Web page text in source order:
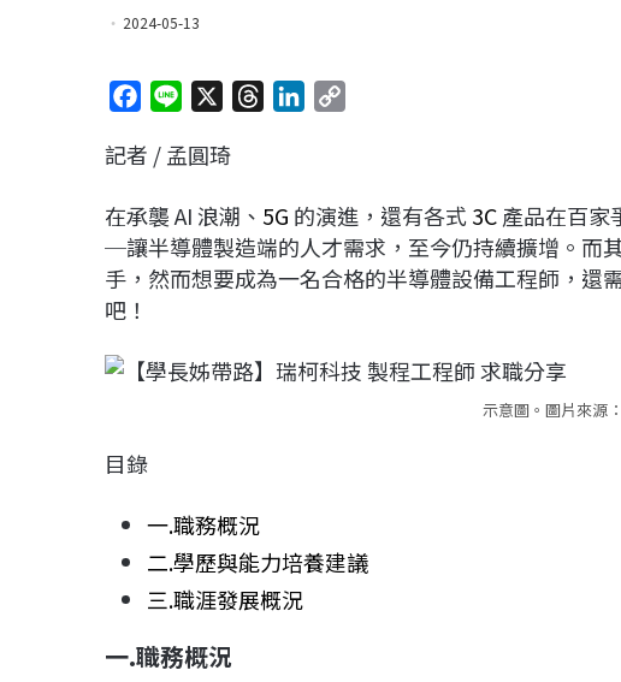
2024-05-13
c
b
o
o
n
a
d
s
e
d
I
L
i
n
記者 / 孟圓琦
在承襲 AI 浪潮、 5G 的演進，還有各式3C產品在百家
─讓半導體製造端的人才需求，至今仍持續擴增。而
手，然而想要成為一名合格的半導體設備工程師，還
吧！
示意圖。圖片來源
目錄
一.職務概況
二.學歷與能力培養建議
三.職涯發展概況
一.職務概況